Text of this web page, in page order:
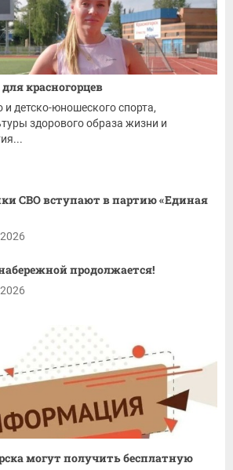
красногорцев
и детско-юношеского спорта,
здорового образа жизни и
СВО вступают в партию «Единая
продолжается!
могут получить бесплатную